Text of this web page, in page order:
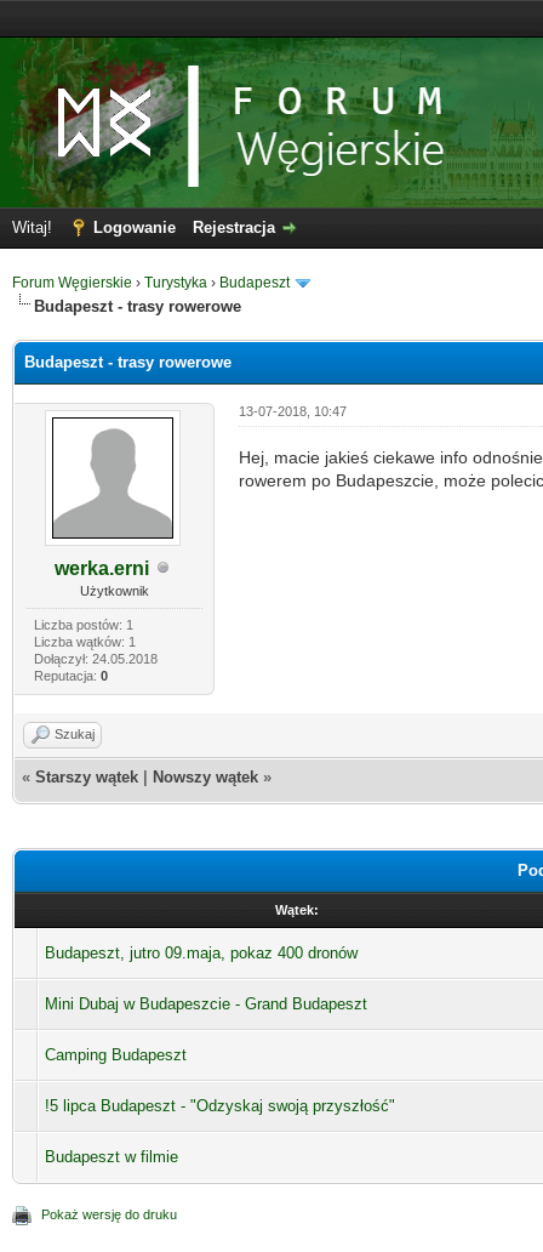
Witaj! Logowanie Rejestracja
Forum Węgierskie › Turystyka › Budapeszt
Budapeszt - trasy rowerowe
Budapeszt - trasy rowerowe
werka.erni
Użytkownik
Liczba postów: 1
Liczba wątków: 1
Dołączył: 24.05.2018
Reputacja: 0
13-07-2018, 10:47
Hej, macie jakieś ciekawe info
rowerem po Budapeszcie, może
Szukaj
« Starszy wątek Nowszy wątek »
Wątek:
Budapeszt, jutro 09.maja, pokaz 400 dronów
Mini Dubaj w Budapeszcie - Grand Budapeszt
Camping Budapeszt
!5 lipca Budapeszt - "Odzyskaj swoją przyszłość"
Budapeszt w filmie
Pokaż wersję do druku